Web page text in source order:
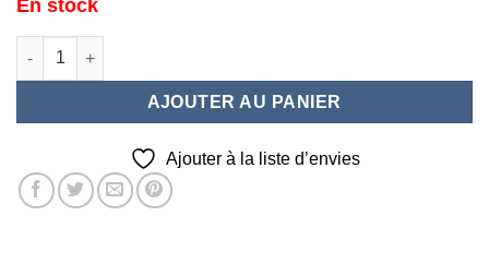
En stock
quantité de Hexagone Milano 25,8x29
AJOUTER AU PANIER
Ajouter à la liste d’envies